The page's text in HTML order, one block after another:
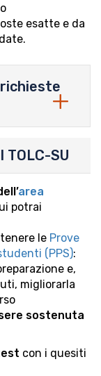
esatte e da
SU
area
potrai
le Prove
(PPS):
e,
migliorarla
sostenuta
con i quesiti